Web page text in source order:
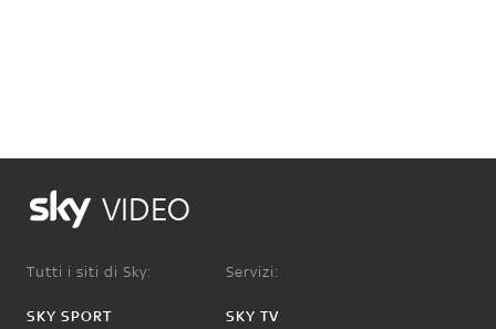
VIDEO
Tutti i siti di Sky:
SKY SPORT
Servizi:
SKY TV